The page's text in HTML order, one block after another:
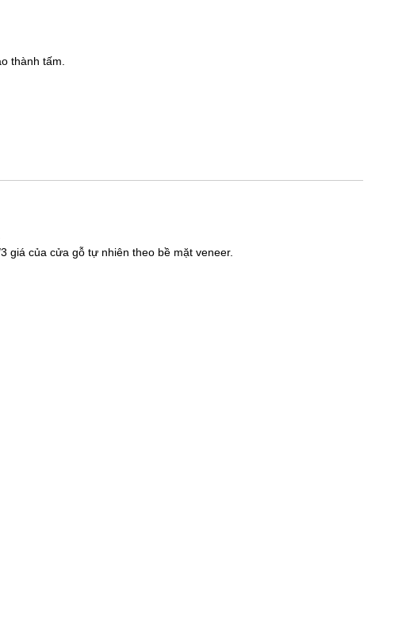
thành tấm.
giá của cửa gỗ tự nhiên theo bề mặt veneer.